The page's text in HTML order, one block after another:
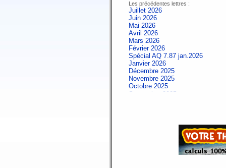
Les précédentes lettres :
Juillet 2026
Juin 2026
Mai 2026
Avril 2026
Mars 2026
Février 2026
Spécial AQ 7.87 jan.2026
Janvier 2026
Décembre 2025
Novembre 2025
Octobre 2025
Septembre 2025
Spécial AQ 7.84 jan.2025